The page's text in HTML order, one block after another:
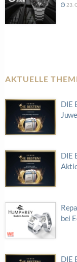
23.
AKTUELLE
DIE
DIE
bei
DIE